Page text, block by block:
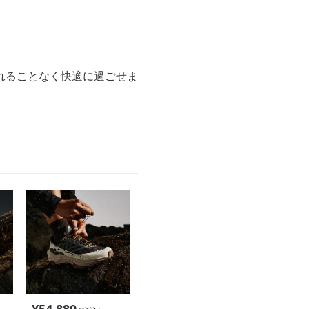
ことなく快適に過ごせま